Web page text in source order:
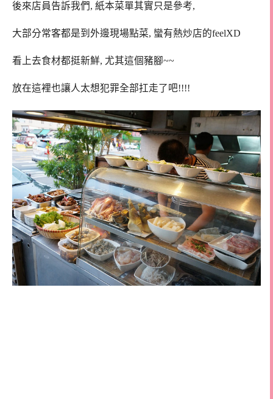
後來店員告訴我們, 紙本菜單其實只是參考,
大部分常客都是到外邊現場點菜, 蠻有熱炒店的feelXD
看上去食材都挺新鮮, 尤其這個豬腳~~
放在這裡也讓人太想犯罪全部扛走了吧!!!!